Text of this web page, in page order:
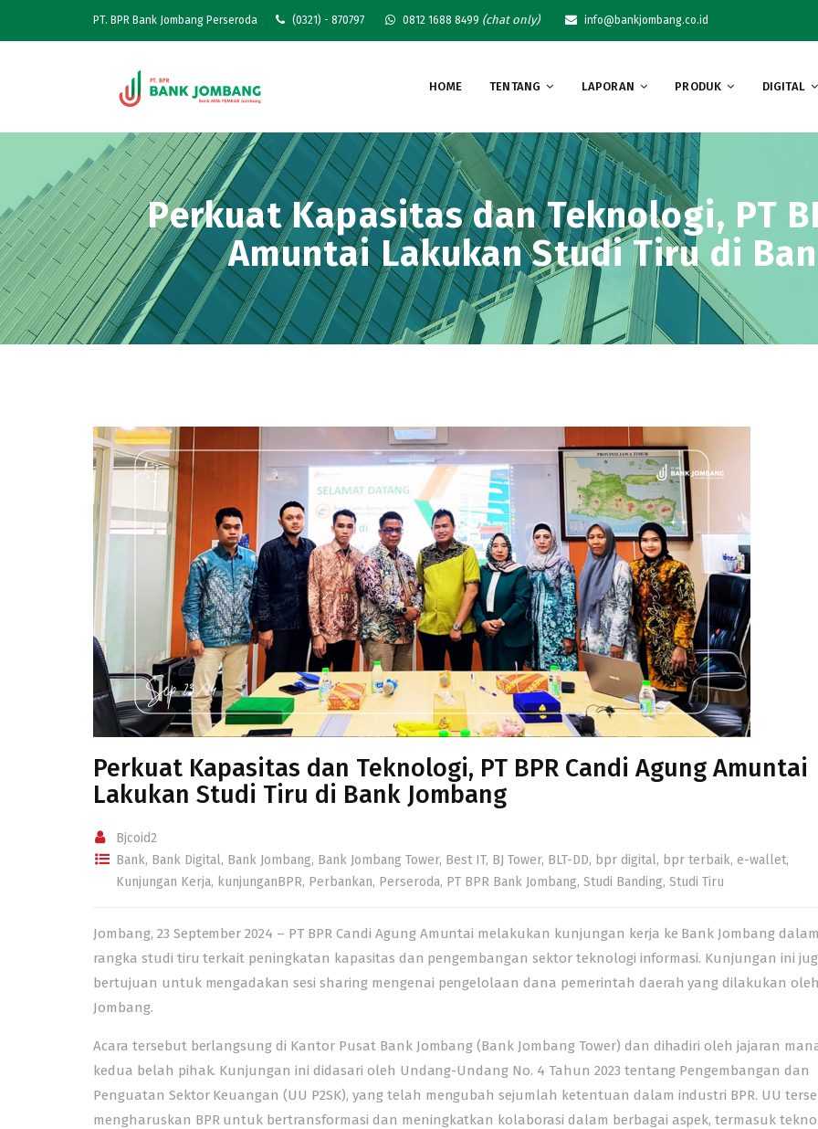
PT. BPR Bank Jombang Perseroda (0321) - 870797 0812 1688 8499 (chat only) info@bankjombang.co.id
HOME TENTANG LAPORAN PRODUK DIGITAL
Perkuat Kapasitas dan Teknologi, PT
Amuntai Lakukan Studi Tiru di
Perkuat Kapasitas dan Teknologi, PT BPR Candi Agung Amuntai
Lakukan Studi Tiru di Bank Jombang
Bjcoid2
Bank, Bank Digital, Bank Jombang, Bank Jombang Tower, Best IT, BJ Tower, BLT-DD, bpr digital, bpr terbaik, e-wallet,
Kunjungan Kerja, kunjunganBPR, Perbankan, Perseroda, PT BPR Bank Jombang, Studi Banding, Studi Tiru
Jombang, 23 September 2024 – PT BPR Candi Agung Amuntai melakukan kunjungan kerja ke Bank Jombang dalam
rangka studi tiru terkait peningkatan kapasitas dan pengembangan sektor teknologi informasi. Kunjungan ini
bertujuan untuk mengadakan sesi sharing mengenai pengelolaan dana pemerintah daerah yang dilakukan
Jombang.
Acara tersebut berlangsung di Kantor Pusat Bank Jombang (Bank Jombang Tower) dan dihadiri oleh jajaran
kedua belah pihak. Kunjungan ini didasari oleh Undang-Undang No. 4 Tahun 2023 tentang Pengembangan dan
Penguatan Sektor Keuangan (UU P2SK), yang telah mengubah sejumlah ketentuan dalam industri BPR. UU
mengharuskan BPR untuk bertransformasi dan meningkatkan kolaborasi dalam berbagai aspek, termasuk